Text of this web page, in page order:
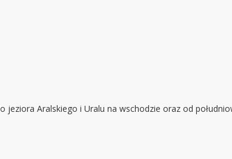
Aralskiego i Uralu na wschodzie oraz od